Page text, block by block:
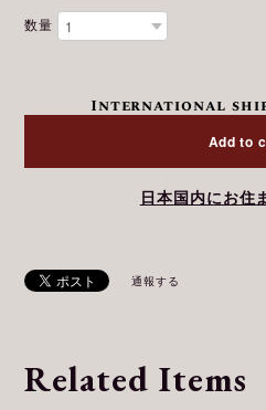
数量
International
Add to
日本国内にお住
通報する
Related Items